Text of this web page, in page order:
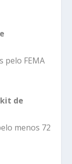
pelo FEMA
de
menos 72